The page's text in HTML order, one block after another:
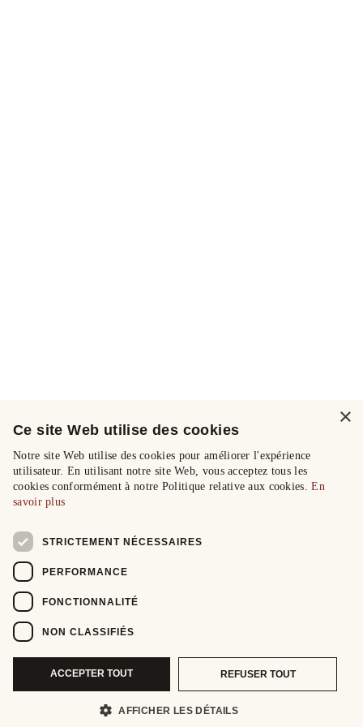
×
Ce site Web utilise des cookies
Notre site Web utilise des cookies pour améliorer l'expérience
utilisateur. En utilisant notre site Web, vous acceptez tous les
cookies conformément à notre Politique relative aux cookies.En
savoir plus
STRICTEMENT NÉCESSAIRES
PERFORMANCE
FONCTIONNALITÉ
NON CLASSIFIÉS
ACCEPTER TOUT REFUSER TOUT
AFFICHER LES DÉTAILS